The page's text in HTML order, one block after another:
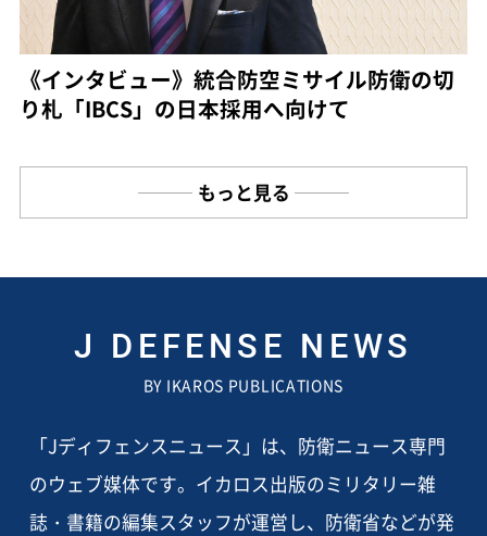
《インタビュー》統合防空ミサイル防衛の切
り札「IBCS」の日本採用へ向けて
もっと見る
J DEFENSE NEWS
BY IKAROS PUBLICATIONS
「Jディフェンスニュース」は、防衛ニュース専門
のウェブ媒体です。イカロス出版のミリタリー雑
誌・書籍の編集スタッフが運営し、防衛省などが発